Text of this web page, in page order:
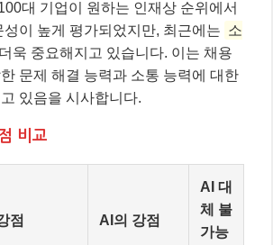
대 기업이 원하는 인재상 순위에서
성이 높게 평가되었지만, 최근에는 소
욱 중요해지고 있습니다. 이는 채용
문제 해결 능력과 소통 능력에 대한
있음을 시사합니다.
비교
점 AI의 강점
AI 대
체 불
가능